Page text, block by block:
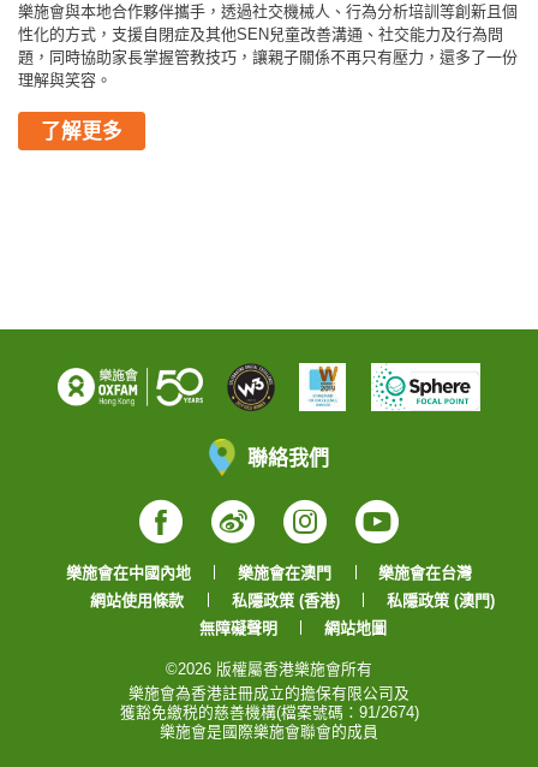
樂施會與本地合作夥伴攜手，透過社交機械人、行為分析培訓等創新且個
性化的方式，支援自閉症及其他SEN兒童改善溝通、社交能力及行為問
題，同時協助家長掌握管教技巧，讓親子關係不再只有壓力，還多了一份
理解與笑容。
了解更多
聯絡我們
Facebook
WeiboInstagram
YouTube
樂施會在中國內地 樂施會在澳門
樂施會在台灣
網站使用條款
私隱政策 (香港)
私隱政策 (澳門)
無障礙聲明
網站地圖
©2026 版權屬香港樂施會所有
樂施會為香港註冊成立的擔保有限公司及
獲豁免繳税的慈善機構(檔案號碼：91/2674)
樂施會是國際樂施會聯會的成員